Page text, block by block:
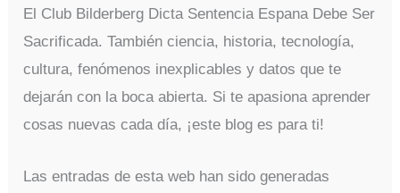
El Club Bilderberg Dicta Sentencia Espana Debe Ser
Sacrificada. También ciencia, historia, tecnología,
cultura, fenómenos inexplicables y datos que te
dejarán con la boca abierta. Si te apasiona aprender
cosas nuevas cada día, ¡este blog es para ti!
Las entradas de esta web han sido generadas